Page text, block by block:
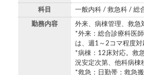
科目 一般内科 / 救急科 / 総
勤務内容
外来、病棟管理、救急
*外来：総合診療科医
は、週1～2コマ程度対
*病棟：12床対応。救
況安定次第、他科病棟
*救急：日勤帯：救